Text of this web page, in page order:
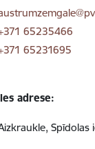
pasts:
65235466
65231695
adrese:
Spīdolas